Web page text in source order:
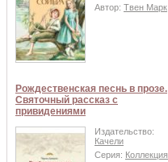
Автор: Твен Марк
Рождественская песнь в прозе.
Святочный рассказ с
привидениями
Издательство:
Качели
Серия: Коллекция